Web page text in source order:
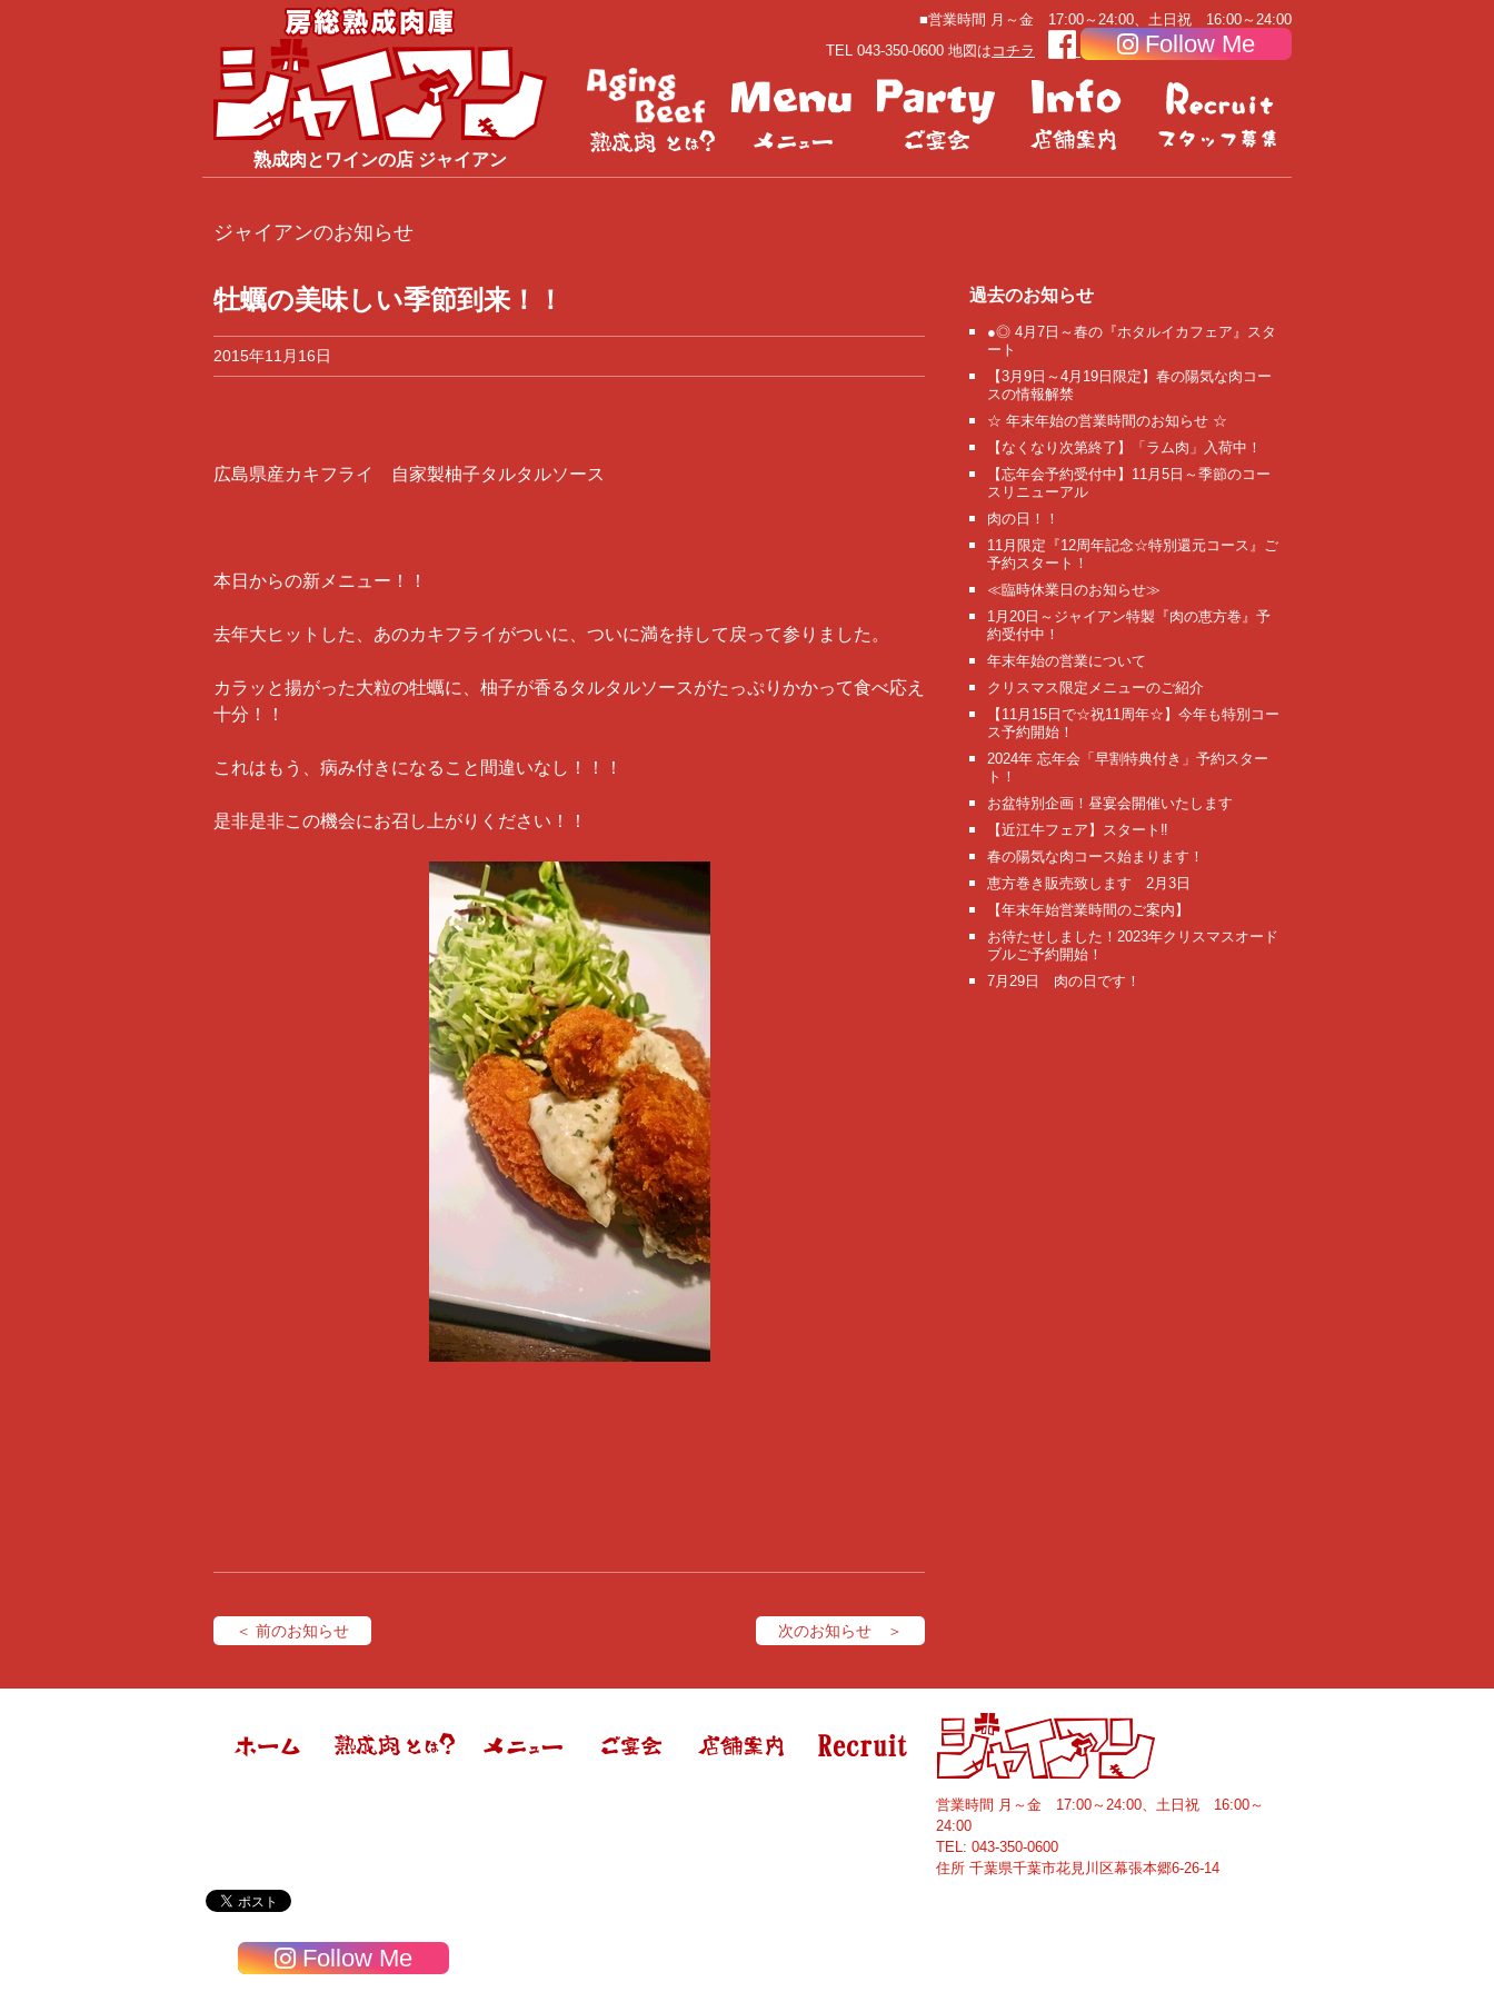
熟成肉と ワインの店 ジャイアン
■営業時間 月～金 17:00～24:00、土日祝 16:00～24:00
TEL 043-350-0600 地図は コチラ Follow Me
ジャイアンのお知らせ
牡蠣の美味しい季節到来！！
2015年11月16日
広島県産カキフライ 自家製柚子タルタルソース
本日からの新メニュー！！
去年大ヒットした、あのカキフライがついに、ついに満を持して戻って参りました。
カラッと揚がった大粒の牡蠣に、柚子が香るタルタルソースがたっぷりかかって食べ応え
十分！！
これはもう、病み付きになること間違いなし！！！
是非是非この機会にお召し上がりください！！
＜ 前のお知らせ 次のお知らせ ＞
過去のお知らせ
●◎ 4月7日～春の『ホタルイカフェア』スタ
ート
【3月9日～4月19日限定】春の陽気な肉コー
スの情報解禁
☆ 年末年始の営業時間のお知らせ ☆
【なくなり次第終了】「ラム肉」入荷中！
【忘年会予約受付中】11月5日～季節のコー
スリニューアル
肉の日！！
11月限定『12周年記念☆特別還元コース』ご
予約スタート！
≪臨時休業日のお知らせ≫
1月20日～ジャイアン特製『肉の恵方巻』予
約受付中！
年末年始の営業について
クリスマス限定メニューのご紹介
【11月15日で☆祝11周年☆】今年も特別コー
ス予約開始！
2024年 忘年会「早割特典付き」予約スター
ト！
お盆特別企画！昼宴会開催いたします
【近江牛フェア】スタート‼️
春の陽気な肉コース始まります！
恵方巻き販売致します 2月3日
【年末年始営業時間のご案内】
お待たせしました！2023年クリスマスオード
ブルご予約開始！
7月29日 肉の日です！
営業時間 月～金 17:00～24:00、土日祝 16:00～
24:00
TEL: 043-350-0600
住所 千葉県千葉市花見川区幕張本郷6-26-14
Follow Me